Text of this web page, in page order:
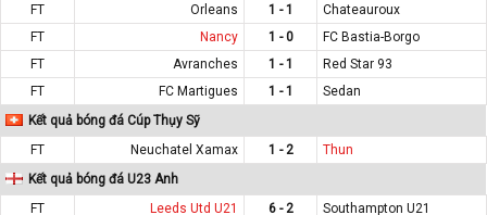
FT
Orleans 1 - 1
Chateauroux
FT
Nancy 1 - 0
FC Bastia-Borgo
FT
Avranches 1 - 1
Red Star 93
FT
FC Martigues 1 - 1
Sedan
Kết quả bóng đá Cúp Thụy Sỹ
FT
Neuchatel Xamax 1 - 2
Thun
Kết quả bóng đá U23 Anh
FT
Leeds Utd U21 6 - 2
Southampton U21